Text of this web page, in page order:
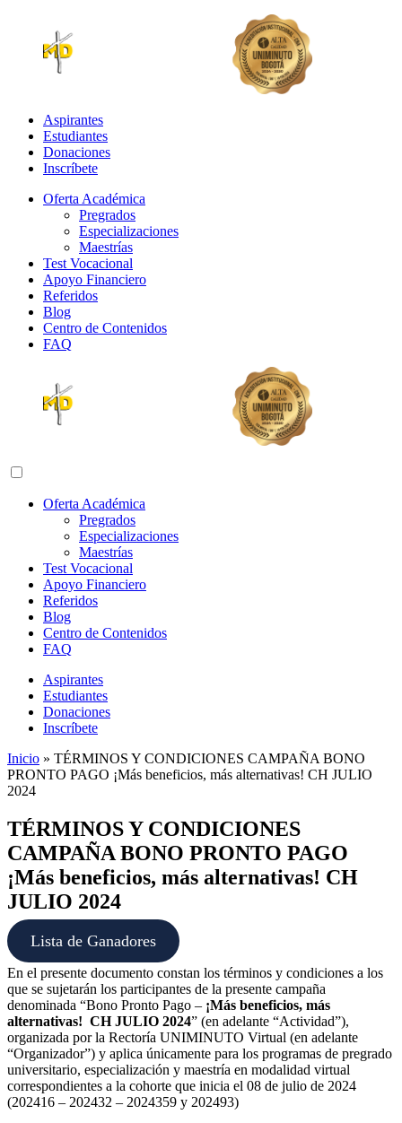
Aspirantes
Estudiantes
Donaciones
Inscríbete
Oferta Académica
Pregrados
Especializaciones
Maestrías
Test Vocacional
Apoyo Financiero
Referidos
Blog
Centro de Contenidos
FAQ
Abrir menú de navegación
Oferta Académica
Pregrados
Especializaciones
Maestrías
Test Vocacional
Apoyo Financiero
Referidos
Blog
Centro de Contenidos
FAQ
Aspirantes
Estudiantes
Donaciones
Inscríbete
Inicio » TÉRMINOS Y CONDICIONES CAMPAÑA BONO
PRONTO PAGO ¡Más beneficios, más alternativas! CH JULIO
2024
TÉRMINOS Y CONDICIONES
CAMPAÑA BONO PRONTO PAGO
¡Más beneficios, más alternativas! CH
JULIO 2024
Lista de Ganadores
En el presente documento constan los términos y condiciones a los
que se sujetarán los participantes de la presente campaña
denominada “Bono Pronto Pago – ¡Más beneficios, más
alternativas! CH JULIO 2024” (en adelante “Actividad”),
organizada por la Rectoría UNIMINUTO Virtual (en adelante
“Organizador”) y aplica únicamente para los programas de pregrado
universitario, especialización y maestría en modalidad virtual
correspondientes a la cohorte que inicia el 08 de julio de 2024
(202416 – 202432 – 2024359 y 202493)